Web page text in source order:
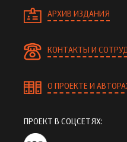
АРХИВ ИЗДАНИЯ
КОНТАКТЫ И
О ПРОЕКТЕ И
ПРОЕКТ В СОЦСЕТЯХ: